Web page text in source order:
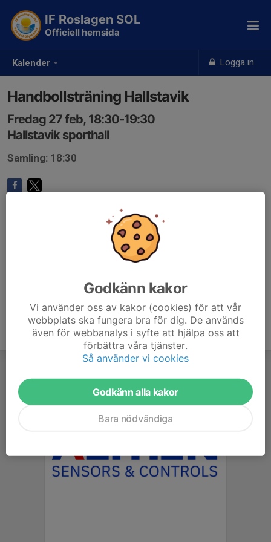
Kalender Logga in
IF Roslagen SOL
Officiell hemsida
Handbollsträning Hallstavik
Fredag 27 feb, 18:30-19:30
Hallstavik sporthall
Samling: 18:30
Godkänn kakor
Vi använder oss av kakor (cookies) för att vår
webbplats ska fungera bra för dig. De används
även för webbanalys i syfte att hjälpa oss att
förbättra våra tjänster.
Så använder vi cookies
Godkänn alla kakor
Bara nödvändiga